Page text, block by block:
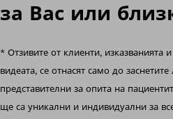
за Вас или
* Отзивите от клиенти, изказванията
видеата, се отнасят само до
представителни за опита на
ще са уникални и индивидуални за